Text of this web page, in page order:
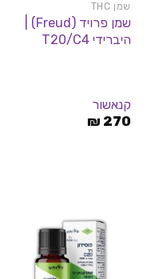
שמן THC
שמן פרויד (Freud) |
היברידי T20/C4
קנאשור
270
₪